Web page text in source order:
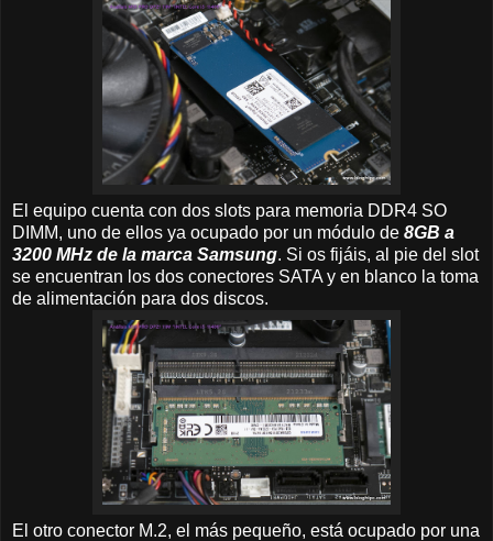
El equipo cuenta con dos slots para memoria DDR4 SO
DIMM, uno de ellos ya ocupado por un módulo de 8GB a
3200 MHz de la marca Samsung. Si os fijáis, al pie del slot
se encuentran los dos conectores SATA y en blanco la toma
de alimentación para dos discos.
El otro conector M.2, el más pequeño, está ocupado por una